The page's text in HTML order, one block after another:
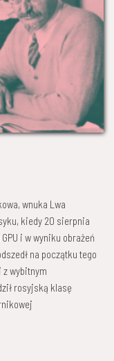
wnuka Lwa
kiedy 20 sierpnia
i w wyniku obrażeń
na początku tego
wybitnym
rosyjską klasę